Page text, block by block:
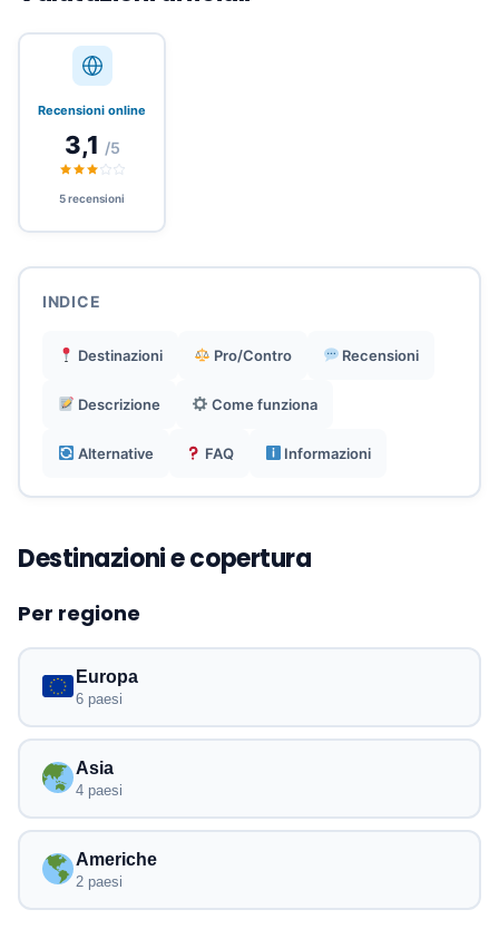
Attivazione istantanea e gestione tramite un'app
semplice per viaggiatori di fretta.
Piani flessibili solo per i dati, inclusi opzioni
illimitate, senza impegno.
piacere o affari.
Recensioni online
3,1 /5
5 recensioni
INDICE
Destinazioni Pro/Contro Recensioni
Descrizione Come funziona
Alternative FAQ Informazioni
Destinazioni e copertura
Per regione
Europa
6 paesi
Asia
4 paesi
Americhe
2 paesi